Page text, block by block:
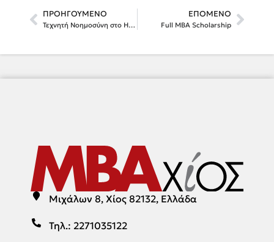
ΠΡΟΗΓΟΎΜΕΝΟ
Τεχνητή Νοημοσύνη στο HR: Σύμμαχος, Αντίπαλος ή ο Νέος Συνάδελφος;
ΕΠΌΜΕΝΟ
Full MBA Scholarship
Μιχάλων 8, Χίος 82132, Ελλάδα
Τηλ.: 2271035122